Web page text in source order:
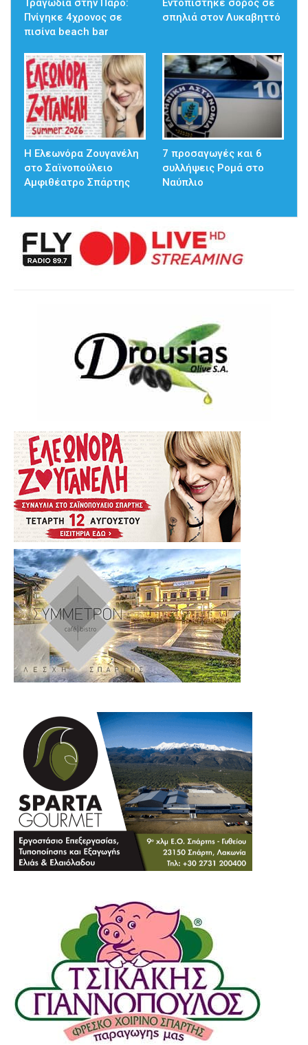
Τραγωδία στην Πάρο:
Πνίγηκε 4χρονος σε
πισίνα beach bar
Εντοπίστηκε σορός σε
σπηλιά στον Λυκαβηττό
Η Ελεωνόρα Ζουγανέλη
στο Σαϊνοπούλειο
Αμφιθέατρο Σπάρτης
7 προσαγωγές και 6
συλλήψεις Ρομά στο
Ναύπλιο